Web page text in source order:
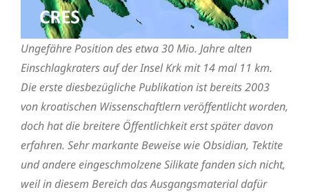
Ungefähre Position des etwa 30 Mio. Jahre alten
Einschlagkraters auf der Insel Krk mit 14 mal 11 km.
Die erste diesbezügliche Publikation ist bereits 2003
von kroatischen Wissenschaftlern veröffentlicht worden,
doch hat die breitere Öffentlichkeit erst später davon
erfahren. Sehr markante Beweise wie Obsidian, Tektite
und andere eingeschmolzene Silikate fanden sich nicht,
weil in diesem Bereich das Ausgangsmaterial dafür